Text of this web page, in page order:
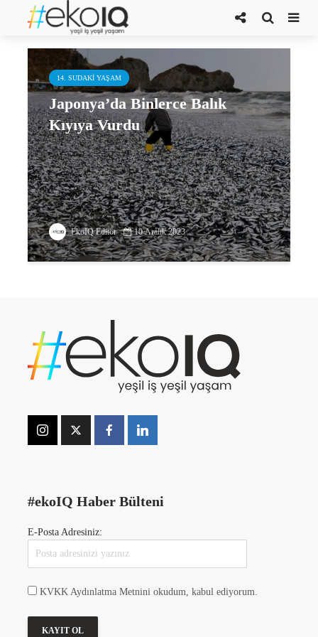
toplu balık ölümleri
14. SUDAKI YAŞAM
Japonya’da Binlerce Balık
Kıyıya Vurdu
EkoIQ Editör 10 Aralık 2023
#ekoIQ Haber Bülteni
E-Posta Adresiniz:
KVKK Aydınlatma Metnini okudum, kabul ediyorum.